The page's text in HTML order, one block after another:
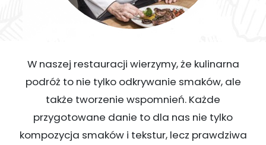
W naszej restauracji wierzymy, że kulinarna
podróż to nie tylko odkrywanie smaków, ale
także tworzenie wspomnień. Każde
przygotowane danie to dla nas nie tylko
kompozycja smaków i tekstur, lecz prawdziwa